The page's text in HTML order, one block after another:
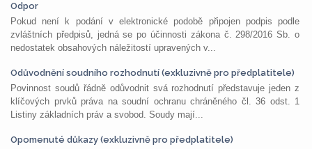
Odpor
Pokud není k podání v elektronické podobě připojen podpis podle
zvláštních předpisů, jedná se po účinnosti zákona č. 298/2016 Sb. o
nedostatek obsahových náležitostí upravených v...
Odůvodnění soudního rozhodnutí (exkluzivně pro předplatitele)
Povinnost soudů řádně odůvodnit svá rozhodnutí představuje jeden z
klíčových prvků práva na soudní ochranu chráněného čl. 36 odst. 1
Listiny základních práv a svobod. Soudy mají...
Opomenuté důkazy (exkluzivně pro předplatitele)